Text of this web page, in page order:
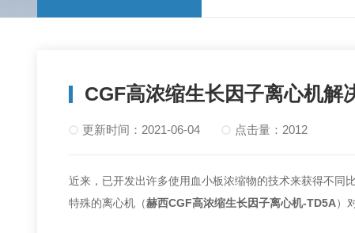
CGF高浓缩生长因子离心机解
更新时间：2021-06-04 点击量：2012
近来，已开发出许多使用血小板浓缩物的技术来获得不同
特殊的离心机（赫西CGF高浓缩生长因子离心机-TD5A）